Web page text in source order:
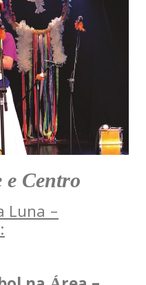
Centro
Luna –